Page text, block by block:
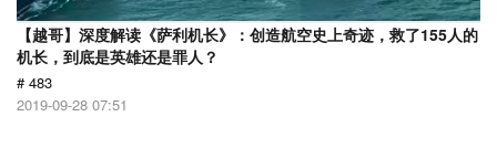
【越哥】深度解读《萨利机长》：创造航空史上奇迹，救了155人的
机长，到底是英雄还是罪人？
# 483
2019-09-28 07:51